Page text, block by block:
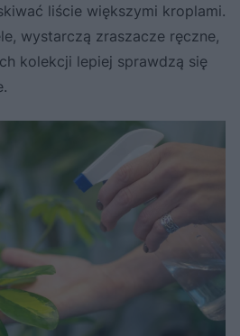
liście większymi kroplami.
wystarczą zraszacze ręczne,
kolekcji lepiej sprawdzą się